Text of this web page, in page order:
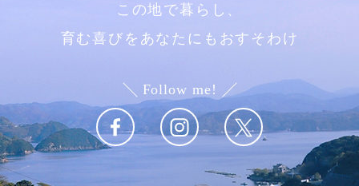
この地で暮らし、
育む喜びをあなたにもおすそわけ
Follow me!